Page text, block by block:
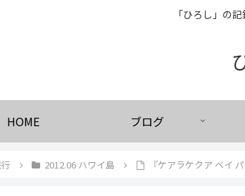
「ひろし」の
HOME ブログ
2012.06 ハワイ島 『ケアラケクア ベイ